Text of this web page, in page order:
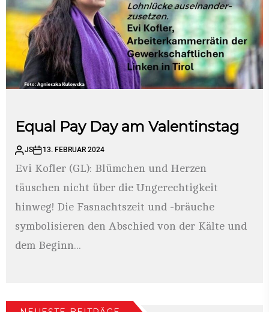
Equal Pay Day am Valentinstag
JS 13. FEBRUAR 2024
Evi Kofler (GL): Blümchen und Herzen
täuschen nicht über die Ungerechtigkeit
hinweg! Die Fasnachtszeit und -bräuche
symbolisieren den Abschied von der Kälte und
dem Beginn...